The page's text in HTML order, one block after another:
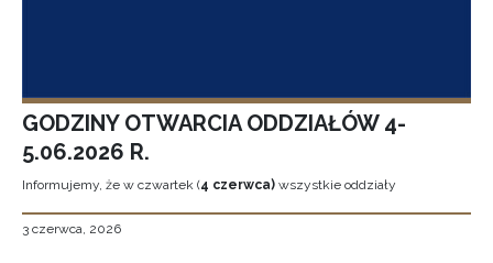
GODZINY OTWARCIA ODDZIAŁÓW 4-
5.06.2026 R.
Informujemy, że w czwartek (4 czerwca) wszystkie oddziały
3 czerwca, 2026